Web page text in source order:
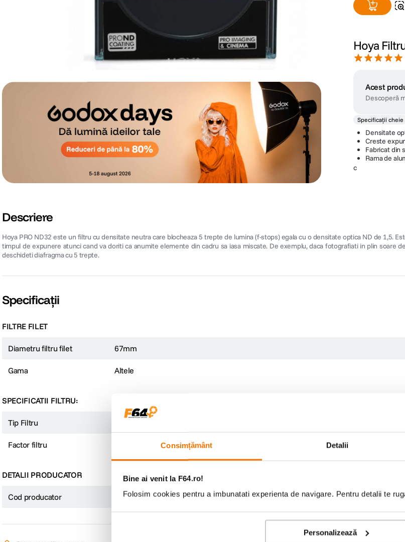
Consimțământ Detalii
Bine ai venit la F64.ro!
Folosim cookies pentru a imbunatati experienta de navigare. Pentru detalii te
Personalizează
Hoya
Acest
Descoperă
Specificații cheie
Densitate
Creste
Fabricat din
Rama de
c
Descriere
Hoya PRO ND32 este un filtru cu densitate neutra care blocheaza 5 trepte de lumina (f-stops) egala cu o densitate optica ND de 1,5.
timpul de expunere atunci cand va doriti ca anumite elemente din cadru sa iasa miscate. De exemplu, daca fotografiati in plin soare
deschideti diafragma cu 5 trepte.
Specificații
FILTRE FILET
Diametru filtru filet 67mm
Gama Altele
SPECIFICATII FILTRU:
Tip Filtru
Factor filtru
DETALII PRODUCATOR
Cod producator 24066058492